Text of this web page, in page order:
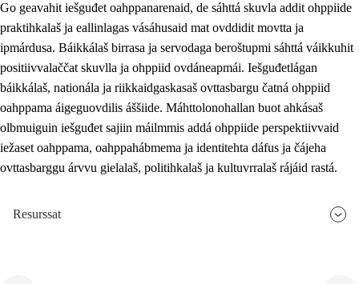
Go geavahit iešguđet oahppanarenaid, de sáhttá skuvla addit ohppiide
praktihkalaš ja eallinlagas vásáhusaid mat ovddidit movtta ja
ipmárdusa. Báikkálaš birrasa ja servodaga beroštupmi sáhttá váikkuhit
positiivvalaččat skuvlla ja ohppiid ovdáneapmái. Iešguđetlágan
báikkálaš, nationála ja riikkaidgaskasaš ovttasbargu čatná ohppiid
oahppama áigeguovdilis áššiide. Máhttolonohallan buot ahkásaš
olbmuiguin iešguđet sajiin máilmmis addá ohppiide perspektiivvaid
iežaset oahppama, oahppahábmema ja identitehta dáfus ja čájeha
ovttasbarggu árvvu gielalaš, politihkalaš ja kultuvrralaš rájáid rastá.
Resurssat